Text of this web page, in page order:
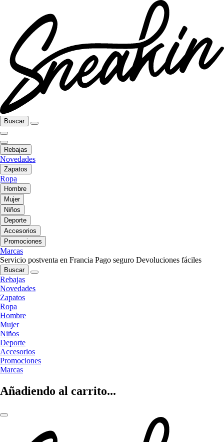
Buscar
Rebajas
Novedades
Zapatos
Ropa
Hombre
Mujer
Niños
Deporte
Accesorios
Promociones
Marcas
Servicio postventa en Francia Pago seguro Devoluciones fáciles
Buscar
Rebajas
Novedades
Zapatos
Ropa
Hombre
Mujer
Niños
Deporte
Accesorios
Promociones
Marcas
Añadiendo al carrito...